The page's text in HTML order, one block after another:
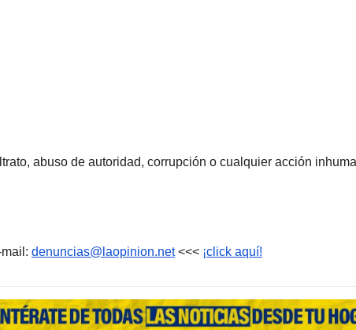
abuso de autoridad, corrupción o cualquier acción
denuncias@laopinion.net<<< ¡click aquí!